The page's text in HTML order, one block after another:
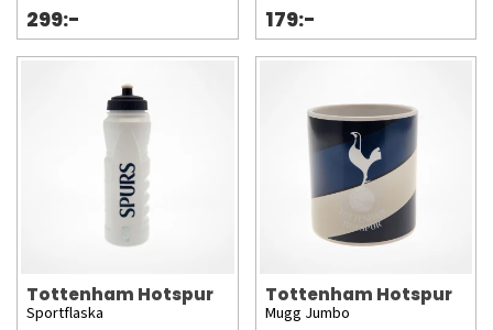
299:- 179:-
Tottenham Hotspur
Sportflaska
Tottenham Hotspur
Mugg Jumbo